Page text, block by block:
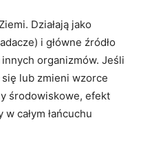
Działają jako
i główne źródło
organizmów. Jeśli
lub zmieni wzorce
środowiskowe, efekt
całym łańcuchu